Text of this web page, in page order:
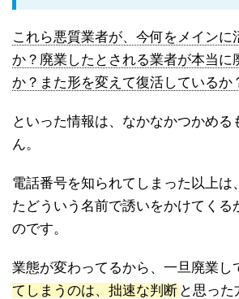
これら悪質業者が、今何をメインに
か？廃業したとされる業者が本当に
か？また形を変えて復活しているか
といった情報は、なかなかつかめる
ん。
電話番号を知られてしまった以上は
たどういう名前で誘いをかけてくる
のです。
業態が変わってるから、一旦廃業し
てしまうのは、拙速な判断 と思っ